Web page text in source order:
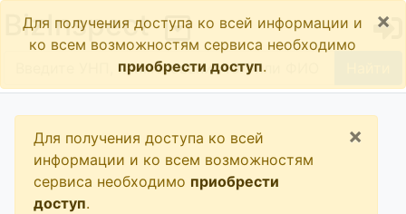
BizInspect
Для получения доступа ко всей информации и
ко всем возможностям сервиса необходимо
приобрести доступ.
×
Для получения доступа ко всей
информации и ко всем возможностям
сервиса необходимо приобрести
доступ.
×